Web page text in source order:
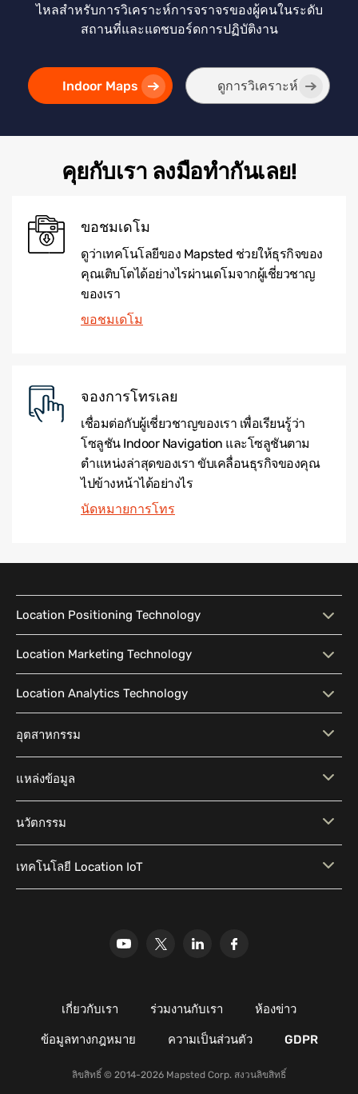
ไหลสำหรับการวิเคราะห์การจราจรของผู้คนในระดับ
สถานที่และแดชบอร์ดการปฏิบัติงาน
Indoor Maps ดูการวิเคราะห์
คุยกับเรา ลงมือทำกันเลย!
ขอชมเดโม
ดูว่าเทคโนโลยีของ Mapsted ช่วยให้ธุรกิจของ
คุณเติบโตได้อย่างไรผ่านเดโมจากผู้เชี่ยวชาญ
ของเรา
ขอชมเดโม
จองการโทรเลย
เชื่อมต่อกับผู้เชี่ยวชาญของเรา เพื่อเรียนรู้ว่า
โซลูชัน Indoor Navigation และโซลูชันตาม
ตำแหน่งล่าสุดของเรา ขับเคลื่อนธุรกิจของคุณ
ไปข้างหน้าได้อย่างไร
นัดหมายการโทร
Location Positioning Technology
Location Positioning
แผนที่แบบโต้ตอบ
การค้นหาอัจฉริยะ Indoor Navigation
Wayfinding
ระบบจัดการคอนเทนต์ (CMS) การผสานรวม API และ SDK
Location Marketing Technology
Location Marketing
การส่งข้อความตามบริบท
การแบ่งกลุ่มผู้ชม
ซอฟต์แวร์ Marketing CRM
Geo-Conquesting Proximity Marketing
Location Analytics Technology
Location Analytics
Technology
การแสดงผลรูปแบบ
ซอฟต์แวร์ Location Analytics
อุตสาหกรรม
อุตสาหกรรม ค้าปลีกขนาดใหญ่ (Big Box)
โรงพยาบาลและการดูแล
สุขภาพ
สถานที่ประวัติศาสตร์และ
แหล่งข้อมูล
บล็อก
นวัตกรรม
ทำไมต้อง Mapsted
เทคโนโลยี Location IoT
Uplift Store สำหรับค้าปลีก
เกี่ยวกับเรา ร่วมงานกับเรา ห้องข่าว
ข้อมูลทางกฎหมาย ความเป็นส่วนตัว GDPR
ลิขสิทธิ์ © 2014-2026 Mapsted Corp. สงวนลิขสิทธิ์